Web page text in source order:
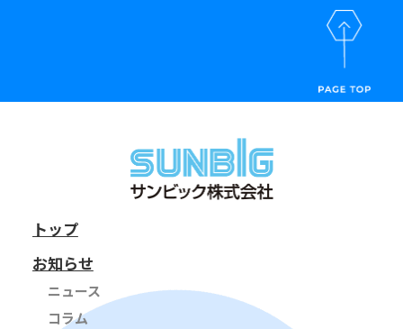
トップ
お知らせ
ニュース
コラム